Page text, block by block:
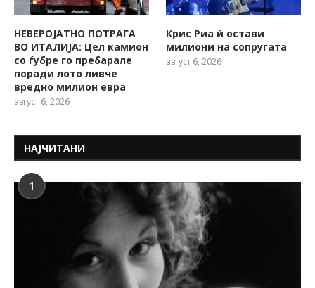
НЕВЕРОЈАТНО ПОТРАГА
ВО ИТАЛИЈА: Цел камион
со ѓубре го пребарале
поради лото ливче
вредно милион евра
август 6, 2026
Крис Риа ѝ остави
милиони на сопругата
август 6, 2026
НАЈЧИТАНИ
1